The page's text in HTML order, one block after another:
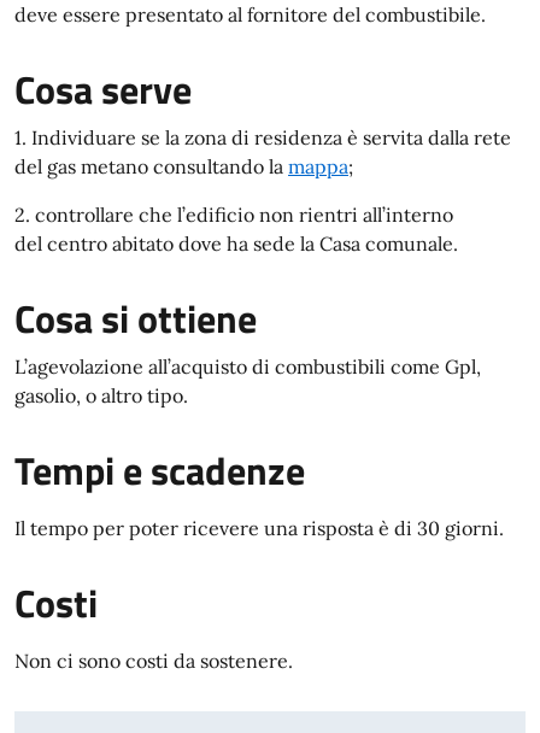
deve essere presentato al fornitore del combustibile.
Cosa serve
1. Individuare se la zona di residenza è servita dalla rete
del gas metano consultando la mappa;
2. controllare che l’edificio non rientri all’interno
del centro abitato dove ha sede la Casa comunale.
Cosa si ottiene
L’agevolazione all’acquisto di combustibili come Gpl,
gasolio, o altro tipo.
Tempi e scadenze
Il tempo per poter ricevere una risposta è di 30 giorni.
Costi
Non ci sono costi da sostenere.